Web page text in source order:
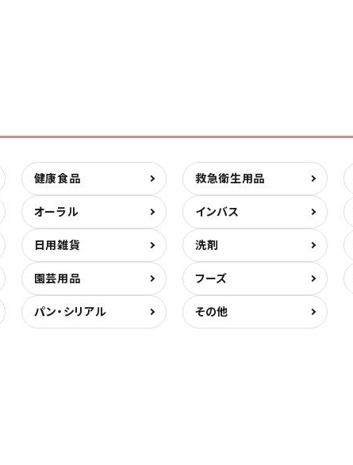
健康食品 救急衛生用品
オーラル インバス
日用雑貨 洗剤
園芸用品 フーズ
パン・シリアル その他